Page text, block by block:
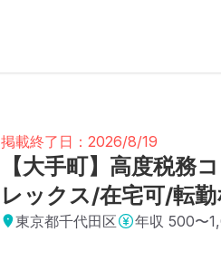
掲載終了日：2026/8/19
【大手町】高度税務
レックス/在宅可/転勤
東京都千代田区 年収 500〜